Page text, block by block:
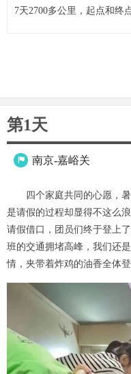
7天2700多公里，起点和终
第1天
 南京-嘉峪关
四个家庭共同的心愿，暑
是请假的过程却显得不这么
请假借口，团员们终于登上
班的交通拥堵高峰，我们还
情，夹带着炸鸡的油香全体